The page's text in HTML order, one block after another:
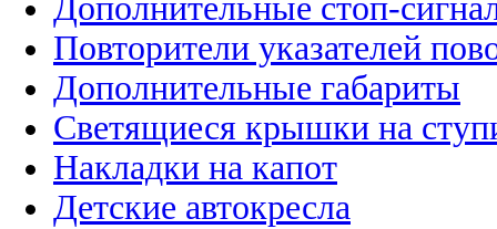
Дополнительные стоп-
Повторители указателей
Дополнительные габариты
Светящиеся крышки на
Накладки на капот
Детские автокресла